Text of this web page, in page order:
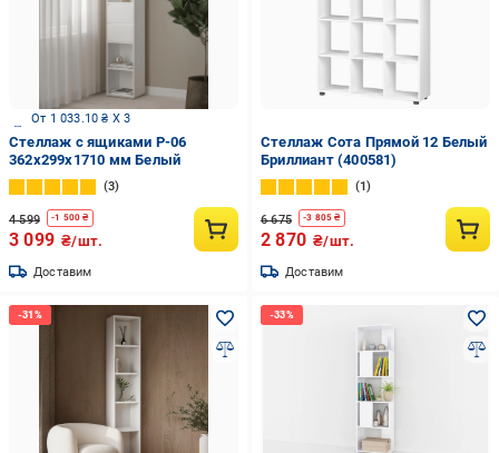
От 1 033.10 ₴ X 3
Стеллаж с ящиками P-06
362x299x1710 мм Белый
3
4 599 -1 500 ₴
3 099 ₴/шт.
Доставим
Стеллаж Сота Прямой 12 Белый
Бриллиант (400581)
1
6 675 -3 805 ₴
2 870 ₴/шт.
Доставим